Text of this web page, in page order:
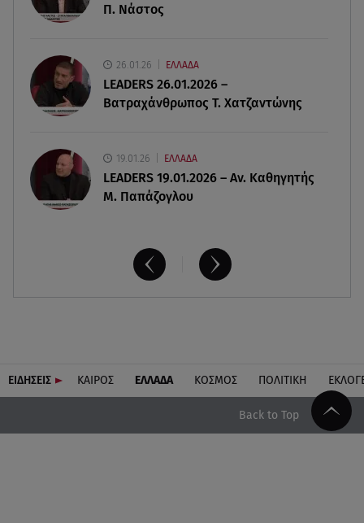
Πένθος για τον Λιονέλ Μέσι - Πέθανε ο πατέρας
του Χόρχε στα 68 του χρόνια
08.08.26 , 16:07
Ευγενία Σαμαρά: Διακοπάρει με τον Νίκο
Μουτσινά - Πού βρίσκονται;
Π. Νάστος
26.01.26 ΕΛΛΑΔΑ
LEADERS 26.01.2026 –
Βατραχάνθρωπος Τ. Χατζαντώνης
19.01.26 ΕΛΛΑΔΑ
LEADERS 19.01.2026 – Αν. Καθηγητής
Μ. Παπάζογλου
ΕΙΔΗΣΕΙΣ ΚΑΙΡΟΣ ΕΛΛΑΔΑ ΚΟΣΜΟΣ ΠΟΛΙΤΙΚΗ
Back to Top